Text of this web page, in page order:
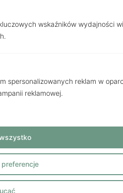
wskaźników wydajności
spersonalizowanych reklam w
reklamowej.
2